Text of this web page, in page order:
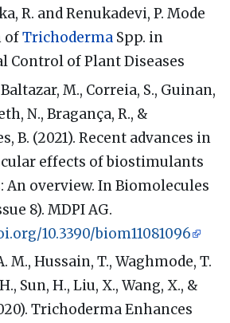
R. and Renukadevi, P. Mode
ofTrichoderma Spp. in
Control of Plant Diseases
Baltazar, M., Correia, S., Guinan,
N., Bragança, R., &
B. (2021). Recent advances in
effects of biostimulants
An overview. In Biomolecules
8). MDPI AG.
10.3390/biom11081096
M., Hussain, T., Waghmode, T.
Sun, H., Liu, X., Wang, X., &
Trichoderma Enhances